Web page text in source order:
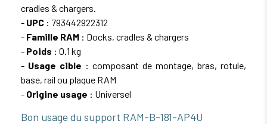
cradles & chargers.
- UPC : 793442922312
- Famille RAM : Docks, cradles & chargers
- Poids : 0.1 kg
- Usage cible : composant de montage, bras, rotule,
base, rail ou plaque RAM
- Origine usage : Universel
Bon usage du support RAM-B-181-AP4U